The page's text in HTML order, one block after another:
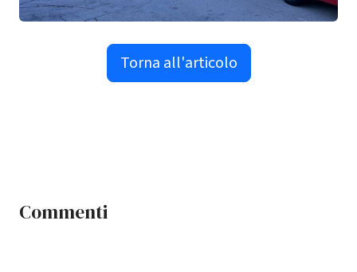
Torna all'articolo
Commenti